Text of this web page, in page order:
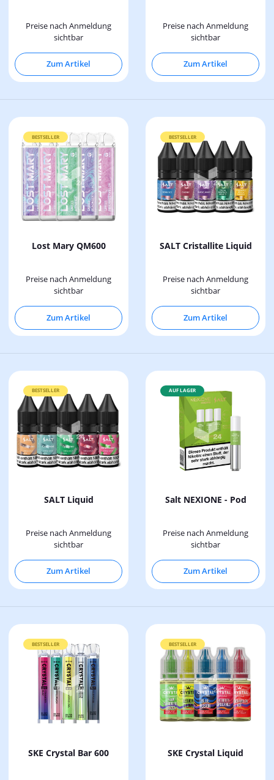
Preise nach Anmeldung
sichtbar
Zum Artikel
Preise nach Anmeldung
sichtbar
Zum Artikel
BESTSELLER
Lost Mary QM600
Preise nach Anmeldung
sichtbar
Zum Artikel
BESTSELLER
SALT Cristallite Liquid
Preise nach Anmeldung
sichtbar
Zum Artikel
BESTSELLER
SALT Liquid
Preise nach Anmeldung
sichtbar
Zum Artikel
AUF LAGER
Salt NEXIONE - Pod
Preise nach Anmeldung
sichtbar
Zum Artikel
BESTSELLER
SKE Crystal Bar 600
BESTSELLER
SKE Crystal Liquid